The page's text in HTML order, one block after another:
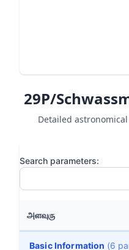
29P/
Detailed
Search parameters:
அளவுரு
Basic Information (6